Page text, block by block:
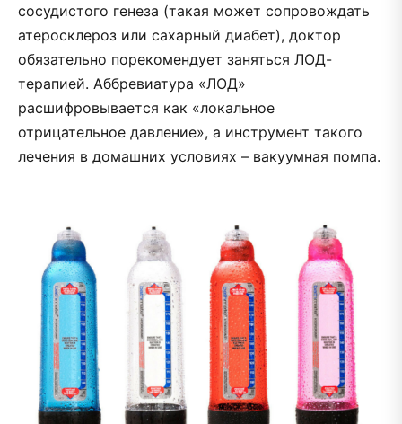
сосудистого генеза (такая может сопровождать
атеросклероз или сахарный диабет), доктор
обязательно порекомендует заняться ЛОД-
терапией. Аббревиатура «ЛОД»
расшифровывается как «локальное
отрицательное давление», а инструмент такого
лечения в домашних условиях – вакуумная помпа.